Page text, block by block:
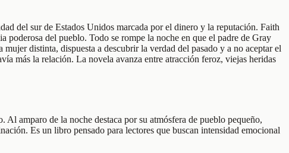
del sur de Estados Unidos marcada por el dinero y la reputación. Faith
del pueblo. Todo se rompe la noche en que el padre de Gray
distinta, dispuesta a descubrir la verdad del pasado y a no aceptar el
más la relación. La novela avanza entre atracción feroz, viejas heridas
amparo de la noche destaca por su atmósfera de pueblo pequeño,
Es un libro pensado para lectores que buscan intensidad emocional